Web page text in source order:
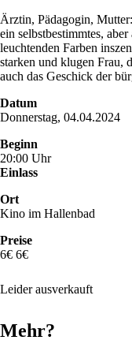
Ärztin, Pädagogin,
ein selbstbestimmtes,
leuchtenden Farben
starken und klugen Frau,
auch das Geschick der
Datum
Donnerstag, 04.04.2024
Beginn
20:00 Uhr
Einlass
Ort
Kino im Hallenbad
Preise
6€ 6€
Leider ausverkauft
Mehr?